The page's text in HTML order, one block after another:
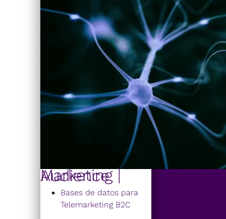
Marketing | Audience
Bases de datos para
Telemarketing B2C